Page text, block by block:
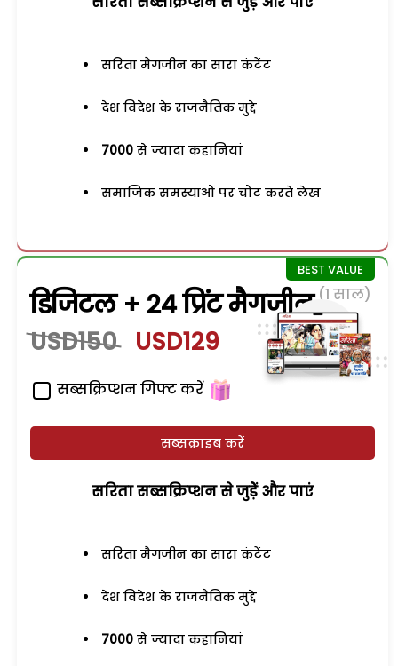
सरिता मैगजीन का सारा कंटेंट
देश विदेश के राजनैतिक मुद्दे
7000 से ज्यादा कहानियां
समाजिक समस्याओं पर चोट करते लेख
डिजिटल + 24 प्रिंट मैगजीन (1 साल)
USD150 USD129
सब्सक्रिप्शन गिफ्ट करें
सब्सक्राइब करें
सरिता सब्सक्रिप्शन से जुड़ेें और पाएं
सरिता मैगजीन का सारा कंटेंट
देश विदेश के राजनैतिक मुद्दे
7000 से ज्यादा कहानियां